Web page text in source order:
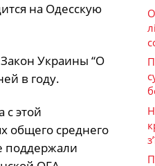
на Одесскую
Украины “О
в году.
с этой
общего среднего
поддержали